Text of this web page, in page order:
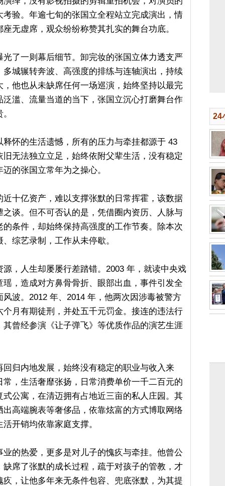
验。年逾七旬的张国立全程站立完成演出，情
无虚席，观众纷纷称赞其扎实的舞台功底。
了一则幕后细节。卸完妆的张国立体力透支严
城辗转奔波、高强度的排练与连轴演出，持续
他也从未缺席任何一场巡演，始终坚持以最完
滥、流量当道的当下，张国立沉心打磨舞台作
怀的生活遗憾，所有的压力与牵挂都源于 43
无法独立立足，始终依附父辈生活，没有稳定
的张国立常年为之操心。
十亿资产，难以支撑张默的日常挥霍，该数据
谈。但不可否认的是，凭借圈内资历、人脉与
条件，却始终保持高强度的工作节奏。除本次
综艺录制，工作从未停歇。
，人生却屡屡行差踏错。2003 年，就读中央戏
，造成对方鼻骨骨折、眼部出血，事件引发全
波。2012 年、2014 年，他两次因涉毒被警方
月有期徒刑，并处五千元罚金。接连的违法行
曾经参演《让子弹飞》等优质作品的演艺生涯
归内地发展，始终没有稳定的职业与收入来
，生活奢靡张扬，日常消费单价一千二百元的
公寓，在清迈拥有占地近三亩的私人庄园。其
高端腕表等奢侈品，依靠炫富的方式博取网络
开销均依靠家庭支撑。
的热爱，更多是对儿子的愧疚与牵挂。他曾公
席了张默的成长过程，疏于对孩子的管教，才
，让他多年来无条件包容、兜底张默，为其提
24